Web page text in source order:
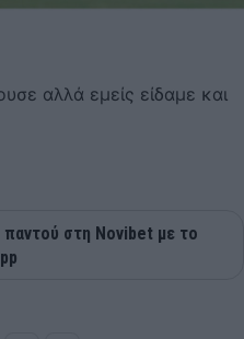
αλλά εμείς είδαμε και
παντού στη Novibet με το